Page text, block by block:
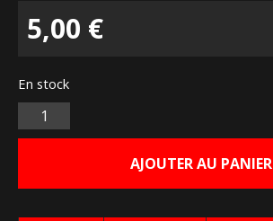
5,00 €
En stock
Quantité
AJOUTER AU PANIER